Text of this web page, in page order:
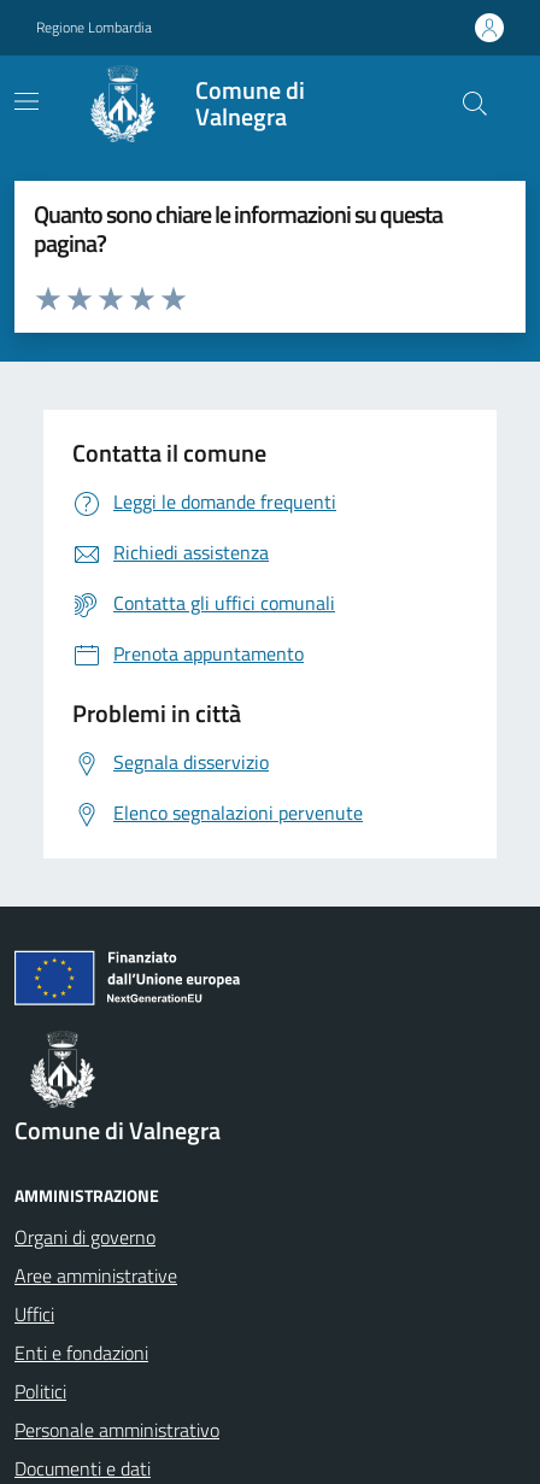
Regione Lombardia
Comune di
Valnegra
Quanto sono chiare le informazioni su questa
pagina?
Valuta da 1 a 5 stelle la pagina
Valuta 5 stelle su 5
Valuta 4 stelle su 5
Valuta 3 stelle su 5
Valuta 2 stelle su 5
Valuta 1 stelle su 5
Contatta il comune
Leggi le domande frequenti
Richiedi assistenza
Contatta gli uffici comunali
Prenota appuntamento
Problemi in città
Segnala disservizio
Elenco segnalazioni pervenute
Comune di Valnegra
AMMINISTRAZIONE
Organi di governo
Aree amministrative
Uffici
Enti e fondazioni
Politici
Personale amministrativo
Documenti e dati